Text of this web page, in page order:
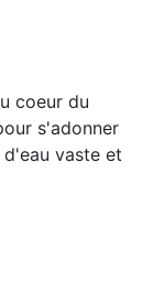
coeur du
s'adonner
vaste et